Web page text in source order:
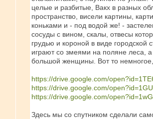
целые и разбитые, Вакх в разных
пространство, висели картины,
коньками и - под водой же! -
сосуды с вином, скалы, отвесы
грудью и короной в виде
играют со змеями на поляне леса,
большой женщины. Вот то
https://drive.google.com/
https://drive.google.com/
https://drive.google.com/
Здесь мы со спутником сделали